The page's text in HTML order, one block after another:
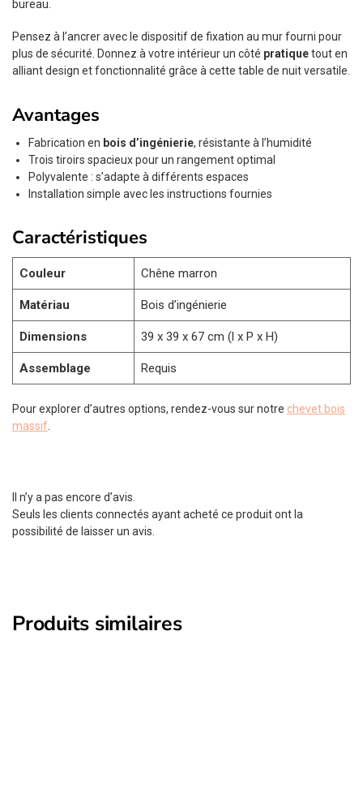
bureau.
Pensez à l’ancrer avec le dispositif de fixation au mur fourni pour
plus de sécurité. Donnez à votre intérieur un côté pratiquetout en
alliant design et fonctionnalité grâce à cette table de nuit versatile.
Avantages
Fabrication en bois d’ingénierie, résistante à l’humidité
Trois tiroirs spacieux pour un rangement optimal
Polyvalente : s’adapte à différents espaces
Installation simple avec les instructions fournies
Caractéristiques
Couleur Chêne marron
Matériau Bois d’ingénierie
Dimensions 39 x 39 x 67 cm (l x P x H)
Assemblage Requis
Pour explorer d’autres options, rendez-vous sur notre chevet bois
massif
Il n’y a pas encore d’avis.
Seuls les clients connectés ayant acheté ce produit ont la
possibilité de laisser un avis.
Produits similaires